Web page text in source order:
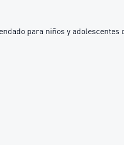
para niños y adolescentes